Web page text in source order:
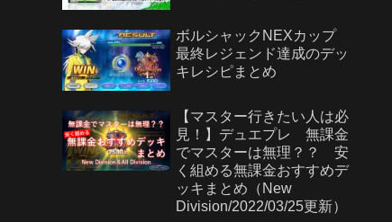
ボルシャックNEXカップ
最終レジェンド達成のデッ
キレシピまとめ
【マスター行きたい人は必
見！】デュエプレ 無課金
でマスターは無理？？ 安
く組める無課金おすすめデ
ッキまとめ（New
Division/2022/03/25更新）